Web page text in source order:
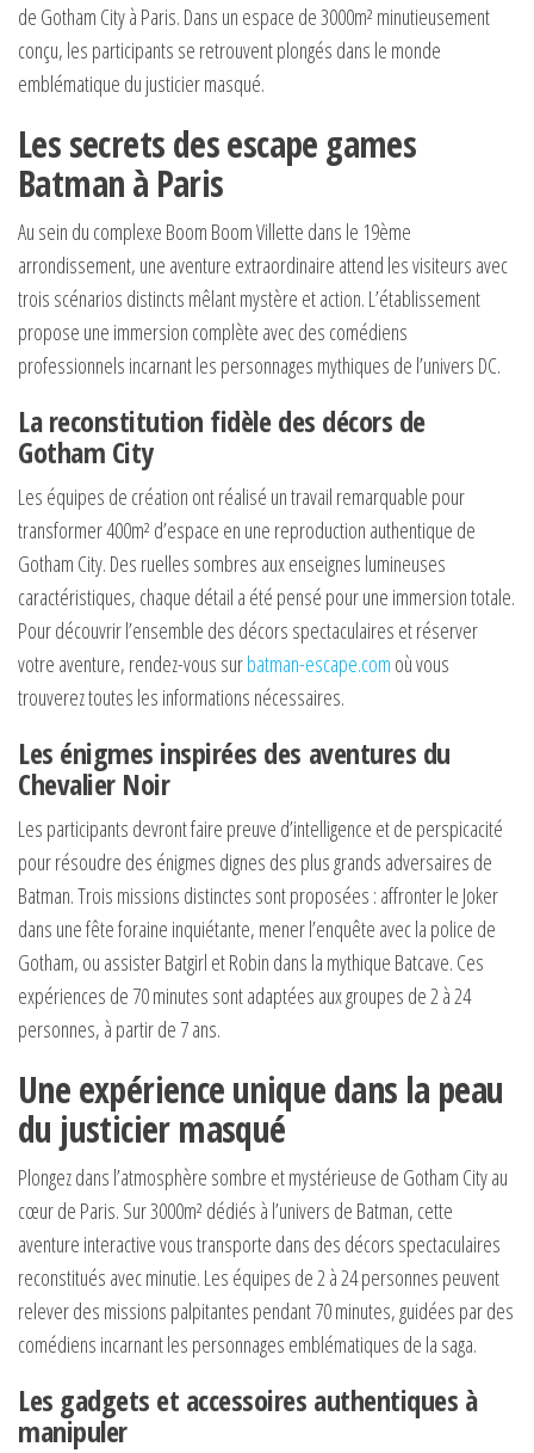
de Gotham City à Paris. Dans un espace de 3000m² minutieusement
conçu, les participants se retrouvent plongés dans le monde
emblématique du justicier masqué.
Les secrets des escape games
Batman à Paris
Au sein du complexe Boom Boom Villette dans le 19ème
arrondissement, une aventure extraordinaire attend les visiteurs avec
trois scénarios distincts mêlant mystère et action. L’établissement
propose une immersion complète avec des comédiens
professionnels incarnant les personnages mythiques de l’univers DC.
La reconstitution fidèle des décors de
Gotham City
Les équipes de création ont réalisé un travail remarquable pour
transformer 400m² d’espace en une reproduction authentique de
Gotham City. Des ruelles sombres aux enseignes lumineuses
caractéristiques, chaque détail a été pensé pour une immersion totale.
Pour découvrir l’ensemble des décors spectaculaires et réserver
votre aventure, rendez-vous surbatman-escape.com où vous
trouverez toutes les informations nécessaires.
Les énigmes inspirées des aventures du
Chevalier Noir
Les participants devront faire preuve d’intelligence et de perspicacité
pour résoudre des énigmes dignes des plus grands adversaires de
Batman. Trois missions distinctes sont proposées : affronter le Joker
dans une fête foraine inquiétante, mener l’enquête avec la police de
Gotham, ou assister Batgirl et Robin dans la mythique Batcave. Ces
expériences de 70 minutes sont adaptées aux groupes de 2 à 24
personnes, à partir de 7 ans.
Une expérience unique dans la peau
du justicier masqué
Plongez dans l’atmosphère sombre et mystérieuse de Gotham City au
cœur de Paris. Sur 3000m² dédiés à l’univers de Batman, cette
aventure interactive vous transporte dans des décors spectaculaires
reconstitués avec minutie. Les équipes de 2 à 24 personnes peuvent
relever des missions palpitantes pendant 70 minutes, guidées par des
comédiens incarnant les personnages emblématiques de la saga.
Les gadgets et accessoires authentiques à
manipuler